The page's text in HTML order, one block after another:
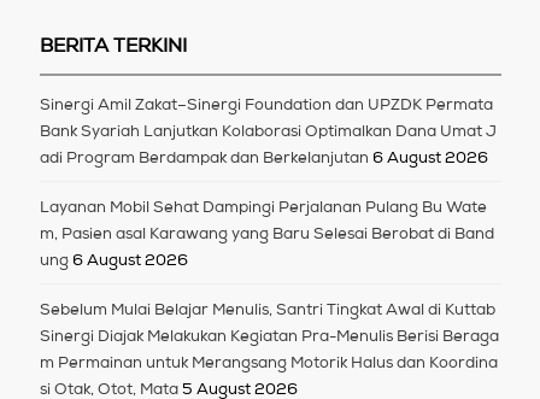
BERITA TERKINI
Sinergi Amil Zakat–Sinergi Foundation dan UPZDK Permata
Bank Syariah Lanjutkan Kolaborasi Optimalkan Dana Umat J
adi Program Berdampak dan Berkelanjutan 6 August 2026
Layanan Mobil Sehat Dampingi Perjalanan Pulang Bu Wate
m, Pasien asal Karawang yang Baru Selesai Berobat di Band
ung 6 August 2026
Sebelum Mulai Belajar Menulis, Santri Tingkat Awal di Kuttab
Sinergi Diajak Melakukan Kegiatan Pra-Menulis Berisi Beraga
m Permainan untuk Merangsang Motorik Halus dan Koordina
si Otak, Otot, Mata 5 August 2026